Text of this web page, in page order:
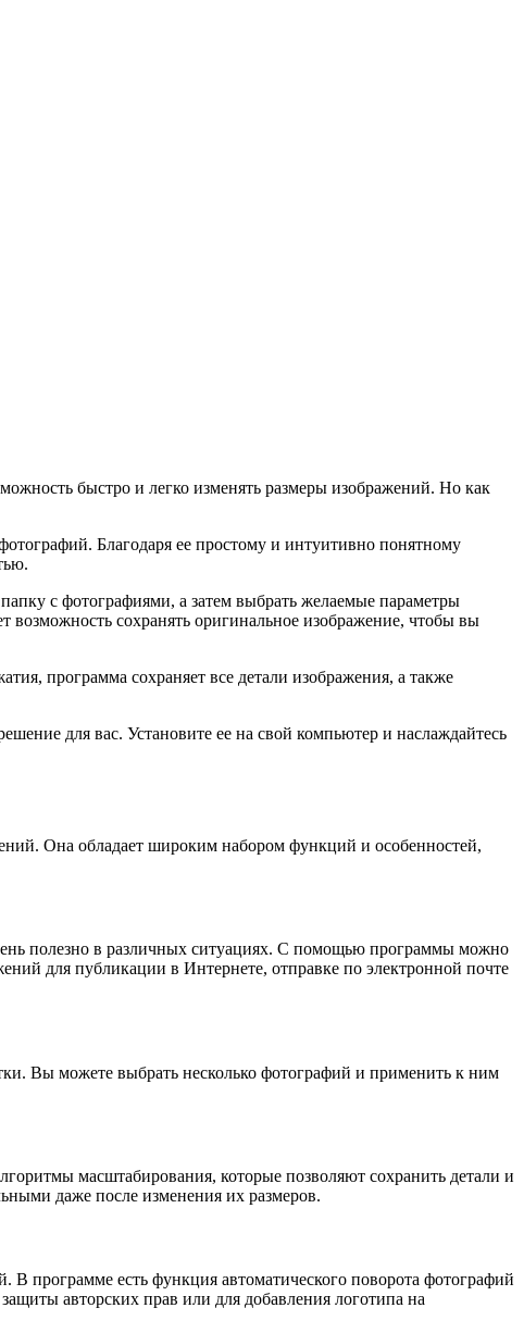
быстро и легко изменять размеры изображений. Но как
Благодаря ее простому и интуитивно понятному
с фотографиями, а затем выбрать желаемые параметры
сохранять оригинальное изображение, чтобы вы
программа сохраняет все детали изображения, а также
для вас. Установите ее на свой компьютер и наслаждайтесь
Она обладает широким набором функций и особенностей,
полезно в различных ситуациях. С помощью программы можно
для публикации в Интернете, отправке по электронной почте
Вы можете выбрать несколько фотографий и применить к ним
масштабирования, которые позволяют сохранить детали и
даже после изменения их размеров.
программе есть функция автоматического поворота фотографий
авторских прав или для добавления логотипа на